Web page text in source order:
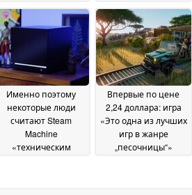
3000 долларов с 64
ГБ оперативной
памяти и SSD-
накопителем
объёмом 4 ТБ27 June
2026
GeForce RTX 509027
June 2026
Именно поэтому
некоторые люди
считают Steam
Machine
«техническим
Впервые по цене
2,24 доллара: игра
«Это одна из лучших
игр в жанре
„песочницы“»